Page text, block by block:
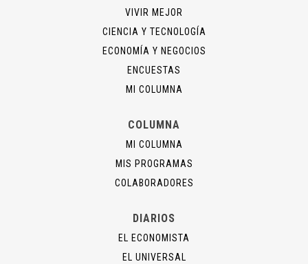
VIVIR MEJOR
CIENCIA Y TECNOLOGÍA
ECONOMÍA Y NEGOCIOS
ENCUESTAS
MI COLUMNA
COLUMNA
MI COLUMNA
MIS PROGRAMAS
COLABORADORES
DIARIOS
EL ECONOMISTA
EL UNIVERSAL